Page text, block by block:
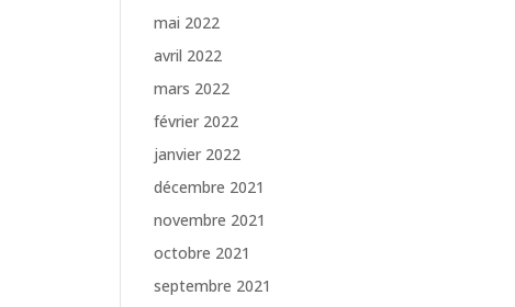
mai 2022
avril 2022
mars 2022
février 2022
janvier 2022
décembre 2021
novembre 2021
octobre 2021
septembre 2021